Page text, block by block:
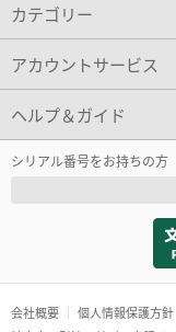
カテゴリー
アカウントサービス
ヘルプ＆ガイド
シリアル番号をお持ちの方
会社概要 個人情報保護方針